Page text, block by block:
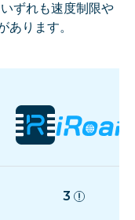
ずれも速度制限や
あります。
3